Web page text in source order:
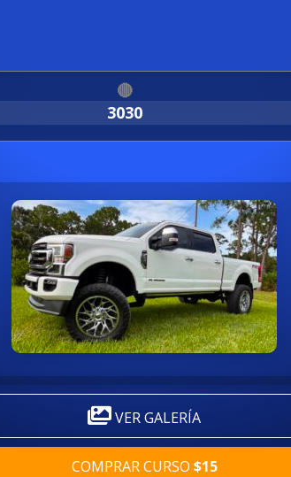
🔴
3030
VER GALERÍA
COMPRAR CURSO $15